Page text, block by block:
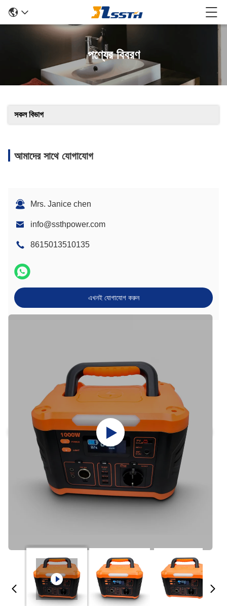
পণ্যের বিবরণ
সকল বিভাগ
আমাদের সাথে যোগাযোগ
Mrs. Janice chen
info@ssthpower.com
8615013510135
এখনই যোগাযোগ করুন